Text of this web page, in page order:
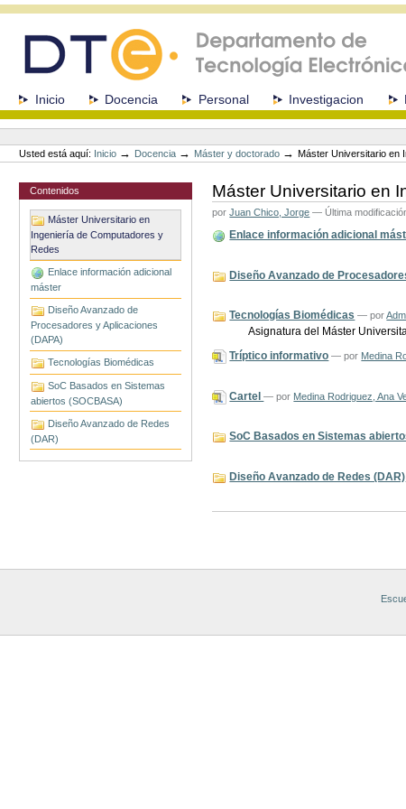
navegación
SeccionesInicio Docencia Personal Investigacion
Herramientas
Personales
Usted está aquí: Inicio → Docencia → Máster y doctorado →Máster Universitario en
Contenidos
Máster Universitario en
Ingeniería de Computadores y
Redes
Enlace información adicional
máster
Diseño Avanzado de
Procesadores y Aplicaciones
(DAPA)
Tecnologías Biomédicas
SoC Basados en Sistemas
abiertos (SOCBASA)
Diseño Avanzado de Redes
(DAR)
Máster Universitario en
porJuan Chico, Jorge — Última
Enlace información adicional
Diseño Avanzado de
Tecnologías Biomédicas —por
Asignatura del Máster
Tríptico informativo —por Medina
Cartel—por Medina Rodriguez, Ana
SoC Basados en Sistemas
Diseño Avanzado de Redes (DAR)